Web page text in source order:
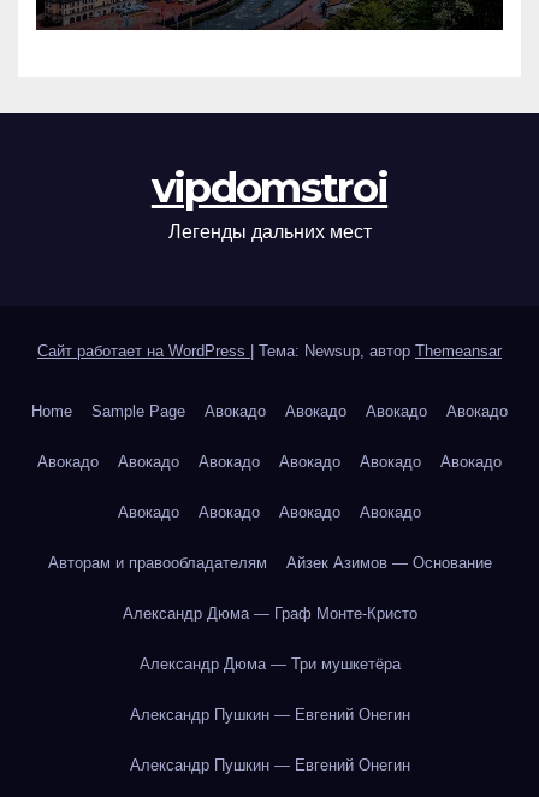
vipdomstroi
Легенды дальних мест
Сайт работает на WordPress Тема: Newsup, автор Themeansar
Home Sample Page Авокадо Авокадо Авокадо Авокадо
Авокадо Авокадо Авокадо Авокадо Авокадо Авокадо
Авокадо Авокадо Авокадо Авокадо
Авторам и правообладателям Айзек Азимов — Основание
Александр Дюма — Граф Монте-Кристо
Александр Дюма — Три мушкетёра
Александр Пушкин — Евгений Онегин
Александр Пушкин — Евгений Онегин